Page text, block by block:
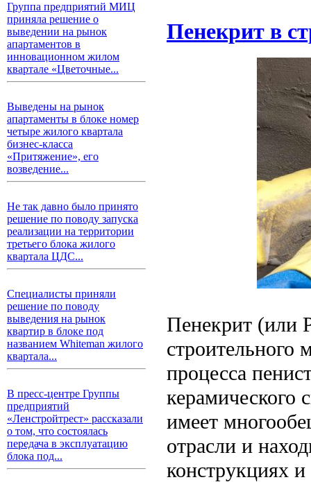
Группа предприятий МИЦ
приняла решение о
выведении на рынок
апартаментов в
инновационном жилом
квартале «Цветочные...
Выведены на рынок
апартаменты в блоке номер
четыре жилого квартала
бизнес-класса
«Притяжение», его
возведение...
Не так давно было принято
решение по поводу запуска
реализации на территории
третьего блока жилого
квартала ЦДС...
Специалисты приняли
решение по поводу
выведения на рынок
квартир в блоке под
названием Whiteman жилого
квартала...
В пресс-центре Группы
предприятий
«Ленстройтрест» рассказали
о том, что состоялась
передача в эксплуатацию
блока под...
Пенекрит в
Пенекрит (или
строительного
процесса
керамического
имеет
отрасли и
конструкциях